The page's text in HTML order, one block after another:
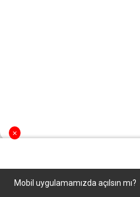
×
Mobil uygulamamızda açılsın mı?